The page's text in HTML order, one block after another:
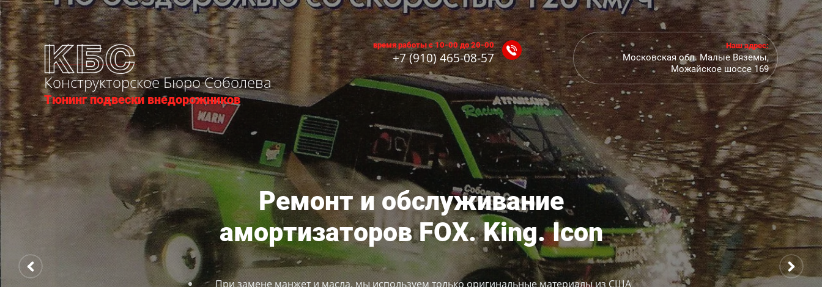
Конструкторское Бюро Соболева
Тюнинг подвески внедорожников
время работы с 10-00 до 20-00
+7 (910) 465-08-57
Наш адрес:
Московская обл. Малые Вяземы,
Можайское шоссе 169
Ремонт и обслуживание
амортизаторов FOX. King. Icon
При замене манжет и масла, мы используем только оригинальные материалы из США